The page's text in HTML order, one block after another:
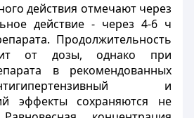
действия отмечают через
действие - через 4-6 ч
Продолжительность
от дозы, однако при
в рекомендованных
и
эффекты сохраняются не